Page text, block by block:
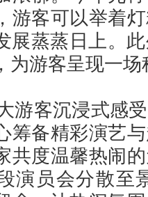
游客可以举着
展蒸蒸日上。
为游客呈现一
游客沉浸式感
筹备精彩演艺
共度温馨热闹
演员会分散至